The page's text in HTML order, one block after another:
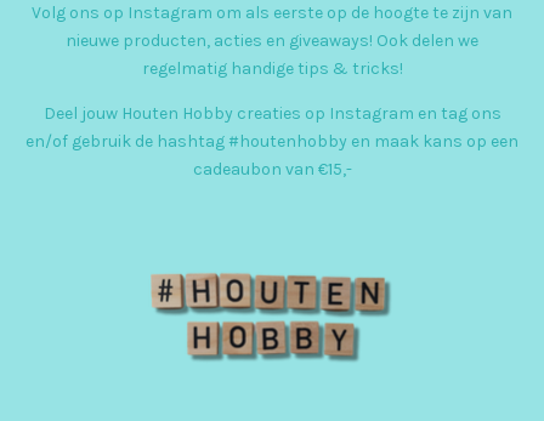
t
a
g
r
a
Volg ons op Instagram om als eerste op de hoogte te zijn van
nieuwe producten, acties en giveaways! Ook delen we
regelmatig handige tips & tricks!
Deel jouw Houten Hobby creaties op Instagram en tag ons
en/of gebruik de hashtag #houtenhobby en maak kans op een
cadeaubon van €15,-